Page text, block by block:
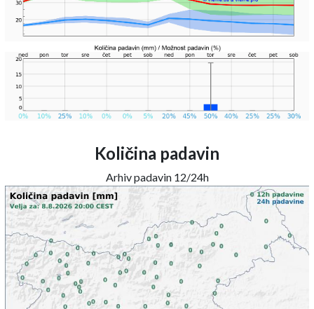
Količina padavin
Arhiv padavin 12/24h